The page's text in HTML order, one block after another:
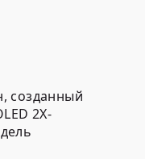
созданный
2X-